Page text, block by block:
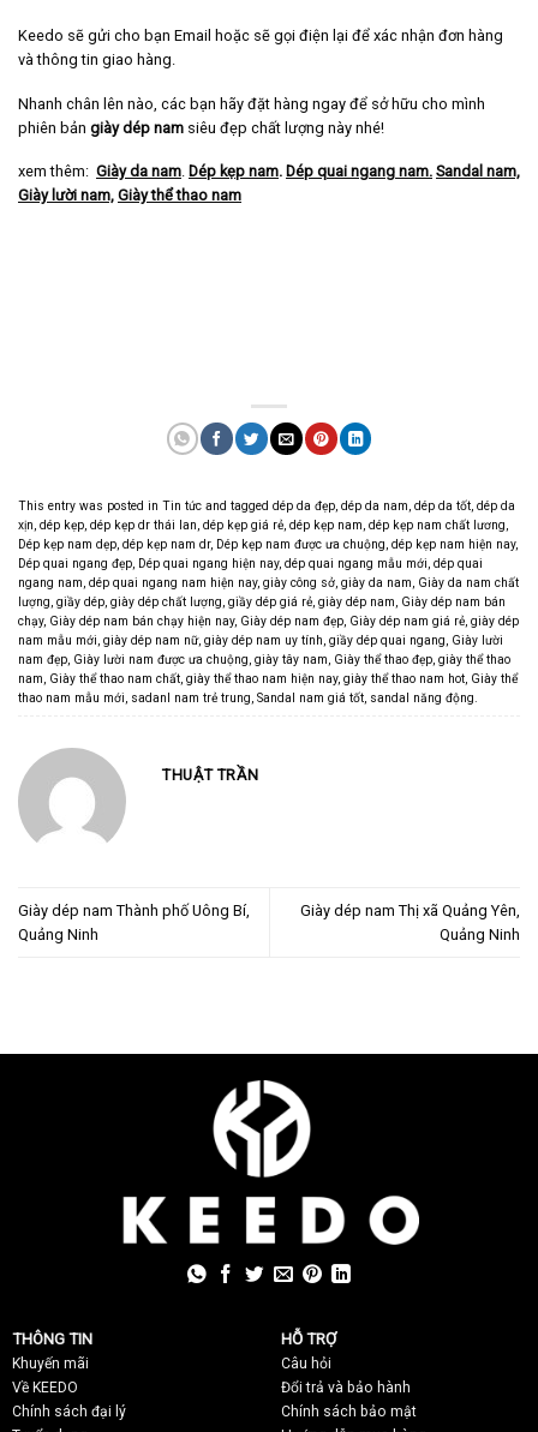
Keedo sẽ gửi cho bạn Email hoặc sẽ gọi điện lại để xác nhận đơn hàng
và thông tin giao hàng.
Nhanh chân lên nào, các bạn hãy đặt hàng ngay để sở hữu cho mình
phiên bản giày dép nam siêu đẹp chất lượng này nhé!
xem thêm: Giày da nam. Dép kẹp nam. Dép quai ngang nam. Sandal nam,
Giày lười nam, Giày thể thao nam
This entry was posted in Tin tức and tagged dép da đẹp, dép da nam, dép da tốt, dép da
xịn, dép kẹp, dép kẹp dr thái lan, dép kẹp giá rẻ, dép kẹp nam, dép kẹp nam chất lương,
Dép kẹp nam dẹp, dép kẹp nam dr, Dép kẹp nam được ưa chuộng, dép kẹp nam hiện nay,
Dép quai ngang đẹp, Dép quai ngang hiện nay, dép quai ngang mẫu mới, dép quai
ngang nam, dép quai ngang nam hiện nay, giày công sở, giày da nam, Giày da nam chất
lượng, giầy dép, giày dép chất lượng, giầy dép giá rẻ, giày dép nam, Giày dép nam bán
chạy, Giày dép nam bán chạy hiện nay, Giày dép nam đẹp, Giày dép nam giá rẻ, giày dép
nam mẫu mới, giày dép nam nữ, giày dép nam uy tính, giầy dép quai ngang, Giày lười
nam đẹp, Giày lười nam được ưa chuộng, giày tây nam, Giày thể thao đẹp, giày thể thao
nam, Giày thể thao nam chất, giày thể thao nam hiện nay, giày thể thao nam hot, Giày thể
thao nam mẫu mới, sadanl nam trẻ trung, Sandal nam giá tốt, sandal năng động.
THUẬT TRẦN
Giày dép nam Thành phố Uông Bí,
Quảng Ninh
Giày dép nam Thị xã Quảng Yên,
Quảng Ninh
THÔNG TIN
Khuyến mãi
Về KEEDO
Chính sách đại lý
HỖ TRỢ
Câu hỏi
Đổi trả và bảo hành
Chính sách bảo mật